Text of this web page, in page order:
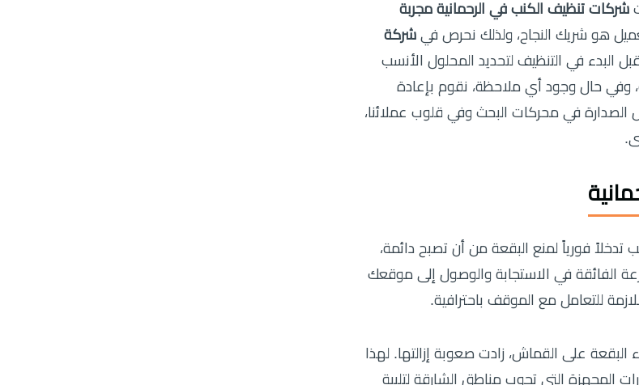
شركات تنظيف الكنب في الرحمانية مجربة
هو شريك النجاح، ولذلك نحرص في شركة
البدء في التنظيف لتحديد المحلول الأنسب
وفي حال وجود أي ملاحظة، نقوم بإعادة
الصدارة في محركات البحث وفي قلوب عملائنا،
فورياً لمنع البقعة من أن تصبح دائمة،
الفائقة في الاستجابة والوصول إلى موقعك
على القماش، زادت صعوبة إزالتها. لهذا
المجهزة التي تجوب مناطق الشارقة لتلبية